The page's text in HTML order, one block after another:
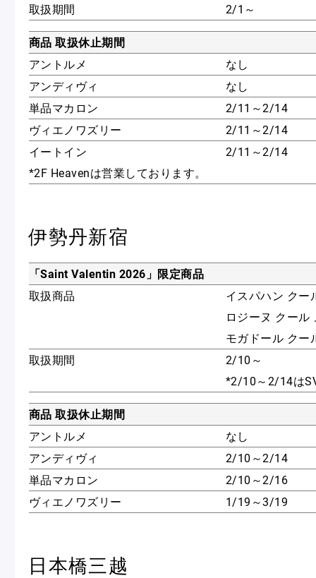
取扱期間
2/1～
商品 取扱休止期間
アントルメ
なし
アンディヴィ
なし
単品マカロン
2/11～2/14
ヴィエノワズリー
2/11～2/14
イートイン
*2F Heavenは営業しております。
2/11～2/14
伊勢丹新宿
「Saint Valentin 2026」限定商品
取扱商品
イスパハン クー
ロジーヌ クール
モガドール クー
取扱期間
2/10～
*2/10～2/14は
商品 取扱休止期間
アントルメ
なし
アンディヴィ
2/10～2/14
単品マカロン
2/10～2/16
ヴィエノワズリー
1/19～3/19
日本橋三越